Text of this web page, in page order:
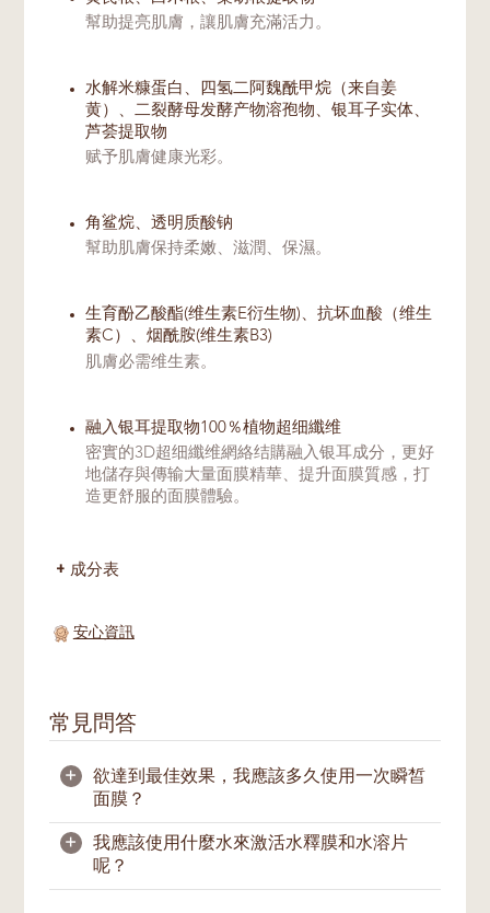
幫助提亮肌膚，讓肌膚充滿活力。
水解米糠蛋白、四氢二阿魏酰甲烷（来自姜
黄）、二裂酵母发酵产物溶孢物、银耳子实体、
芦荟提取物
赋予肌膚健康光彩。
角鲨烷、透明质酸钠
幫助肌膚保持柔嫩、滋潤、保濕。
生育酚乙酸酯(维生素E衍生物)、抗坏血酸（维生
素C）、烟酰胺(维生素B3)
肌膚必需维生素。
融入银耳提取物100％植物超细纖维
密實的3D超细纖维網絡结購融入银耳成分，更好
地儲存與傳输大量面膜精華、提升面膜質感，打
造更舒服的面膜體驗。
成分表
安心資訊
常見問答
+
欲達到最佳效果，我應該多久使用一次瞬皙
面膜？
我們建議每周可使用2至3次，作為日常肌膚
護膚程序。如遇到重要場合，欲進行密集式護
+
我應該使用什麼水來激活水釋膜和水溶片
呢？